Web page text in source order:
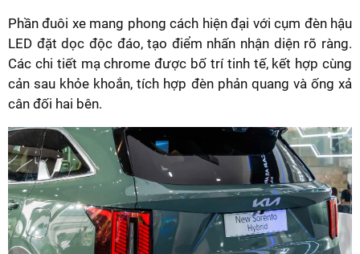
Phần đuôi xe mang phong cách hiện đại với cụm đèn hậu
LED đặt dọc độc đáo, tạo điểm nhấn nhận diện rõ ràng.
Các chi tiết mạ chrome được bố trí tinh tế, kết hợp cùng
cản sau khỏe khoắn, tích hợp đèn phản quang và ống xả
cân đối hai bên.